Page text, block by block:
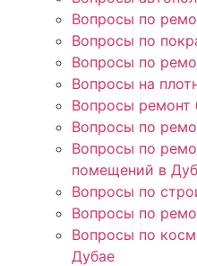
Вопросы по
Вопросы по
Вопросы по
Вопросы на
Вопросы ремонт
Вопросы по
Вопросы по
помещений в
Вопросы по
Вопросы по
Вопросы по
Дубае